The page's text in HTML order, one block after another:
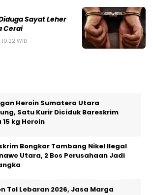
Sayat Leher
Cerai
WIB
Heroin Sumatera Utara
Satu Kurir Diciduk Bareskrim
15 kg Heroin
Bongkar Tambang Nikel Ilegal
Utara, 2 Bos Perusahaan Jadi
Tol Lebaran 2026, Jasa Marga